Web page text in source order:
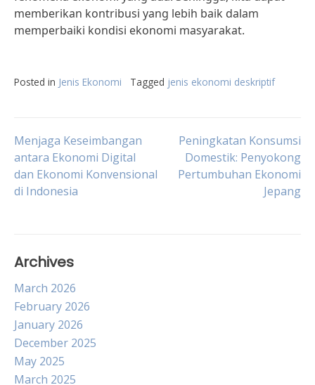
memberikan kontribusi yang lebih baik dalam
memperbaiki kondisi ekonomi masyarakat.
Posted in Jenis Ekonomi Tagged jenis ekonomi deskriptif
Post
navigation
Menjaga Keseimbangan
antara Ekonomi Digital
dan Ekonomi Konvensional
di Indonesia
Peningkatan Konsumsi
Domestik: Penyokong
Pertumbuhan Ekonomi
Jepang
Archives
March 2026
February 2026
January 2026
December 2025
May 2025
March 2025